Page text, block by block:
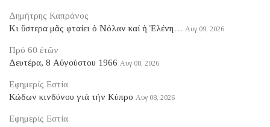
Δημήτρης Καπράνος
Κι ὕστερα μᾶς φταίει ὁ Νόλαν καί ἡ Ἑλένη… Αυγ 09, 2026
Πρό 60 ἐτῶν
Δευτέρα, 8 Αὐγούστου 1966 Αυγ 08, 2026
Εφημερίς Εστία
Κώδων κινδύνου γιά τήν Κύπρο Αυγ 08, 2026
Εφημερίς Εστία